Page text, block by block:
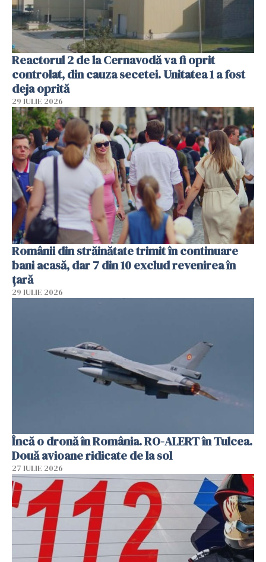
Reactorul 2 de la Cernavodă va fi oprit
controlat, din cauza secetei. Unitatea 1 a fost
deja oprită
29 IULIE 2026
Românii din străinătate trimit în continuare
bani acasă, dar 7 din 10 exclud revenirea în
țară
29 IULIE 2026
Încă o dronă în România. RO-ALERT în Tulcea.
Două avioane ridicate de la sol
27 IULIE 2026